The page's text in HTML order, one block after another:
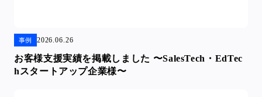
事例 2026.06.26
お客様支援実績を掲載しました 〜SalesTech・EdTec
hスタートアップ企業様〜